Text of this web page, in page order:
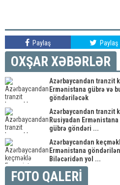
Paylaş Paylaş
OXŞAR XƏBƏRLƏR
Azərbaycandan tranzit
Ermənistana gübrə və
göndəriləcək
Azərbaycandan tranzit
Rusiyadan
gübrə göndəri ...
Azərbaycandan
Ermənistana göndərilən
Biləcəridən yol ...
FOTO QALERİ